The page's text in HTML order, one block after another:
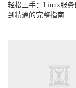
轻松上手：Linux服
到精通的完整指南